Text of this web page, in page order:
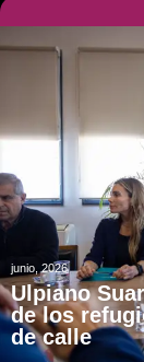
junio, 2026
Ulpiano
de los
de calle